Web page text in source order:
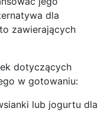
dla
zawierających
dotyczących
w gotowaniu:
lub jogurtu dla